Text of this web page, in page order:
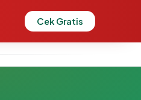
Cek Gratis